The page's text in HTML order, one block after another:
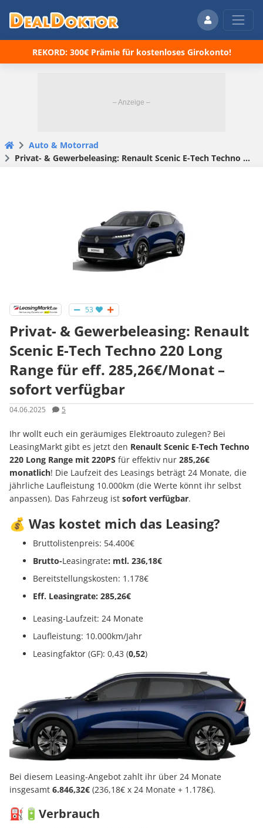
REKORD: 300€ Prämie für kostenloses Girokonto!
Auto & Motorrad
Privat- & Gewerbeleasing: Renault Scenic E-Tech Techno 220 Long Range für eff. 285,26€/Monat – sofort verfügbar
53
Privat- & Gewerbeleasing: Renault
Scenic E-Tech Techno 220 Long
Range für eff. 285,26€/Monat –
sofort verfügbar
04.06.2025 5
Ihr wollt euch ein geräumiges Elektroauto zulegen? Bei
LeasingMarkt gibt es jetzt den Renault Scenic E-Tech Techno
220 Long Range mit 220PS für effektiv nur 285,26€
monatlich! Die Laufzeit des Leasings beträgt 24 Monate, die
jährliche Laufleistung 10.000km (die Werte könnt ihr selbst
anpassen). Das Fahrzeug ist sofort verfügbar.
💰 Was kostet mich das Leasing?
Bruttolistenpreis: 54.400€
Brutto-Leasingrate: mtl. 236,18€
Bereitstellungskosten: 1.178€
Eff. Leasingrate: 285,26€
Leasing-Laufzeit: 24 Monate
Laufleistung: 10.000km/Jahr
Leasingfaktor (GF): 0,43 (0,52)
Bei diesem Leasing-Angebot zahlt ihr über 24 Monate
insgesamt 6.846,32€ (236,18€ x 24 Monate + 1.178€).
⛽️🔋Verbrauch